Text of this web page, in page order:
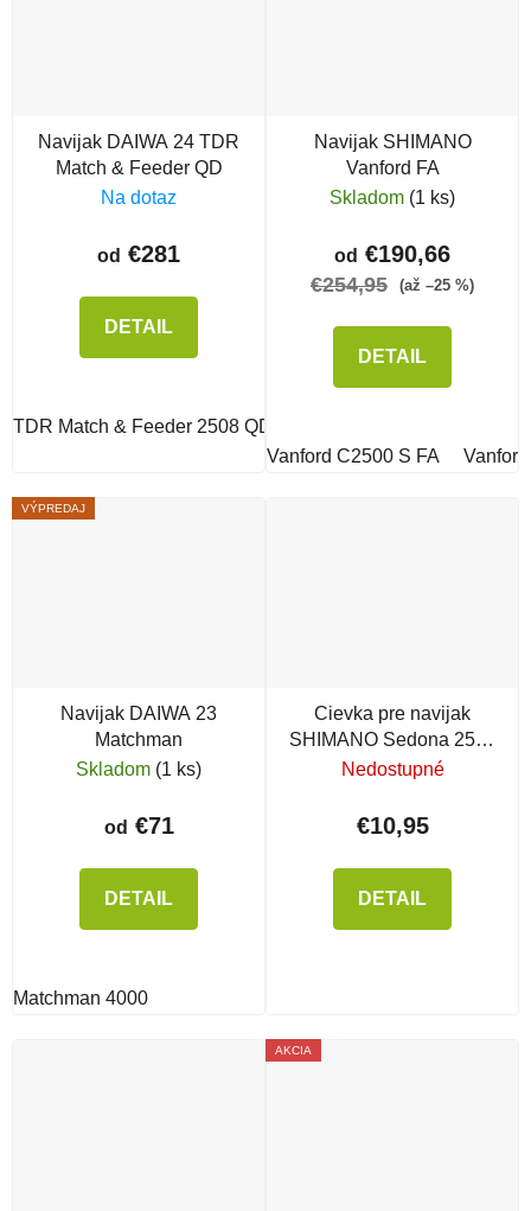
Navijak DAIWA 24 TDR
Match & Feeder QD
Na dotaz
od €281
DETAIL
TDR Match & Feeder 2508 QD
Navijak SHIMANO
Vanford FA
Skladom (1 ks)
od €190,66
€254,95 (až –25 %)
DETAIL
Vanford C2500 S FA
VÝPREDAJ
Navijak DAIWA 23
Matchman
Skladom (1 ks)
od €71
DETAIL
Matchman 4000
Cievka pre navijak
SHIMANO Sedona 2500
FE
Nedostupné
€10,95
DETAIL
AKCIA